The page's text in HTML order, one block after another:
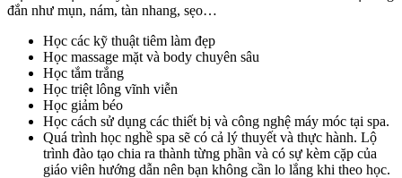
đắn như mụn, nám, tàn nhang, sẹo…
Học các kỹ thuật tiêm làm đẹp
Học massage mặt và body chuyên sâu
Học tắm trắng
Học triệt lông vĩnh viễn
Học giảm béo
Học cách sử dụng các thiết bị và công nghệ máy móc tại spa.
Quá trình học nghề spa sẽ có cả lý thuyết và thực hành. Lộ
trình đào tạo chia ra thành từng phần và có sự kèm cặp của
giáo viên hướng dẫn nên bạn không cần lo lắng khi theo học.